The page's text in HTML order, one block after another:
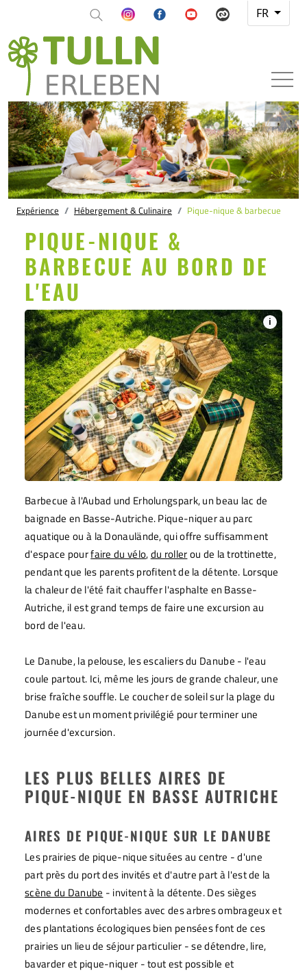
FR
Expérience Hébergement & Culinaire Pique-nique & barbecue
PIQUE-NIQUE &
BARBECUE AU BORD DE
L'EAU
Barbecue à l'Aubad und Erholungspark, un beau lac de
baignade en Basse-Autriche. Pique-niquer au parc
aquatique ou à la Donaulände, qui offre suffisamment
d'espace pourfaire du vélo,du rollerou de la trottinette,
pendant que les parents profitent de la détente. Lorsque
la chaleur de l'été fait chauffer l'asphalte en Basse-
Autriche, il est grand temps de faire une excursion au
bord de l'eau.
Le Danube, la pelouse, les escaliers du Danube - l'eau
coule partout. Ici, même les jours de grande chaleur, une
brise fraîche souffle. Le coucher de soleil sur la plage du
Danube est un moment privilégié pour terminer une
journée d'excursion.
i
LES PLUS BELLES AIRES DE
PIQUE-NIQUE EN BASSE AUTRICHE
AIRES DE PIQUE-NIQUE SUR LE DANUBE
Les prairies de pique-nique situées au centre - d'une
part près du port des invités et d'autre part à l'est de la
scène du Danube - invitent à la détente. Des sièges
modernes et confortables avec des arbres ombrageux et
des plantations écologiques bien pensées font de ces
prairies un lieu de séjour particulier - se détendre, lire,
bavarder et pique-niquer - tout est possible et